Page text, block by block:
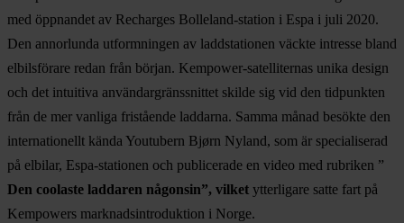
med öppnandet av Recharges Bolleland-station i Espa i juli 2020.
Den annorlunda utformningen av laddstationen väckte intresse bland
elbilsförare redan från början. Kempower-satelliternas unika design
och det intuitiva användargränssnittet skilde sig vid den tidpunkten
från de mer vanliga fristående laddarna. Samma månad besökte den
internationellt kända Youtubern Bjørn Nyland, som är specialiserad
på elbilar, Espa-stationen och publicerade en video med rubriken ”
Den coolaste laddaren någonsin”, vilket ytterligare satte fart på
Kempowers marknadsintroduktion i Norge.